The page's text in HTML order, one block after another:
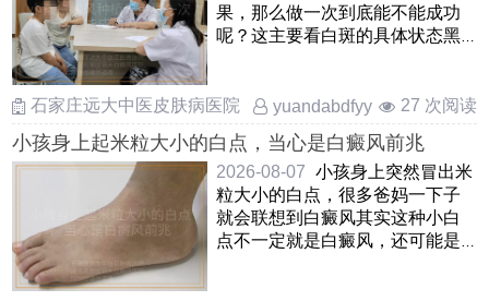
果，那么做一次到底能不能成功
呢？这主要看白斑的具体状态黑
石家庄远大中医皮肤病医院
yuandabdfyy 27 次阅读
小孩身上起米粒大小的白点，当心是白癜风前兆
2026-08-07 小孩身上突然冒出米
粒大小的白点，很多爸妈一下子
就会联想到白癜风其实这种小白
点不一定就是白癜风，还可能是